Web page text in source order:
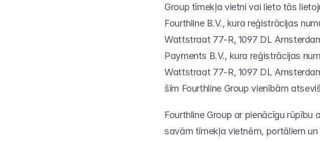
Group tīmekļa vietni vai lieto tās
Fourthline B.V., kura reģistrācijas
Wattstraat 77-R, 1097 DL
Payments B.V., kura reģistrācijas
Wattstraat 77-R, 1097 DL
šīm Fourthline Group vienībām
Fourthline Group ar pienācīgu
savām tīmekļa vietnēm, portāliem